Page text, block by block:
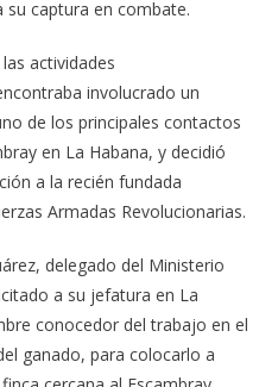
su captura en combate.
actividades
involucrado un
de los principales contactos
en La Habana, y decidió
a la recién fundada
Armadas Revolucionarias.
delegado del Ministerio
a su jefatura en La
conocedor del trabajo en el
ganado, para colocarlo a